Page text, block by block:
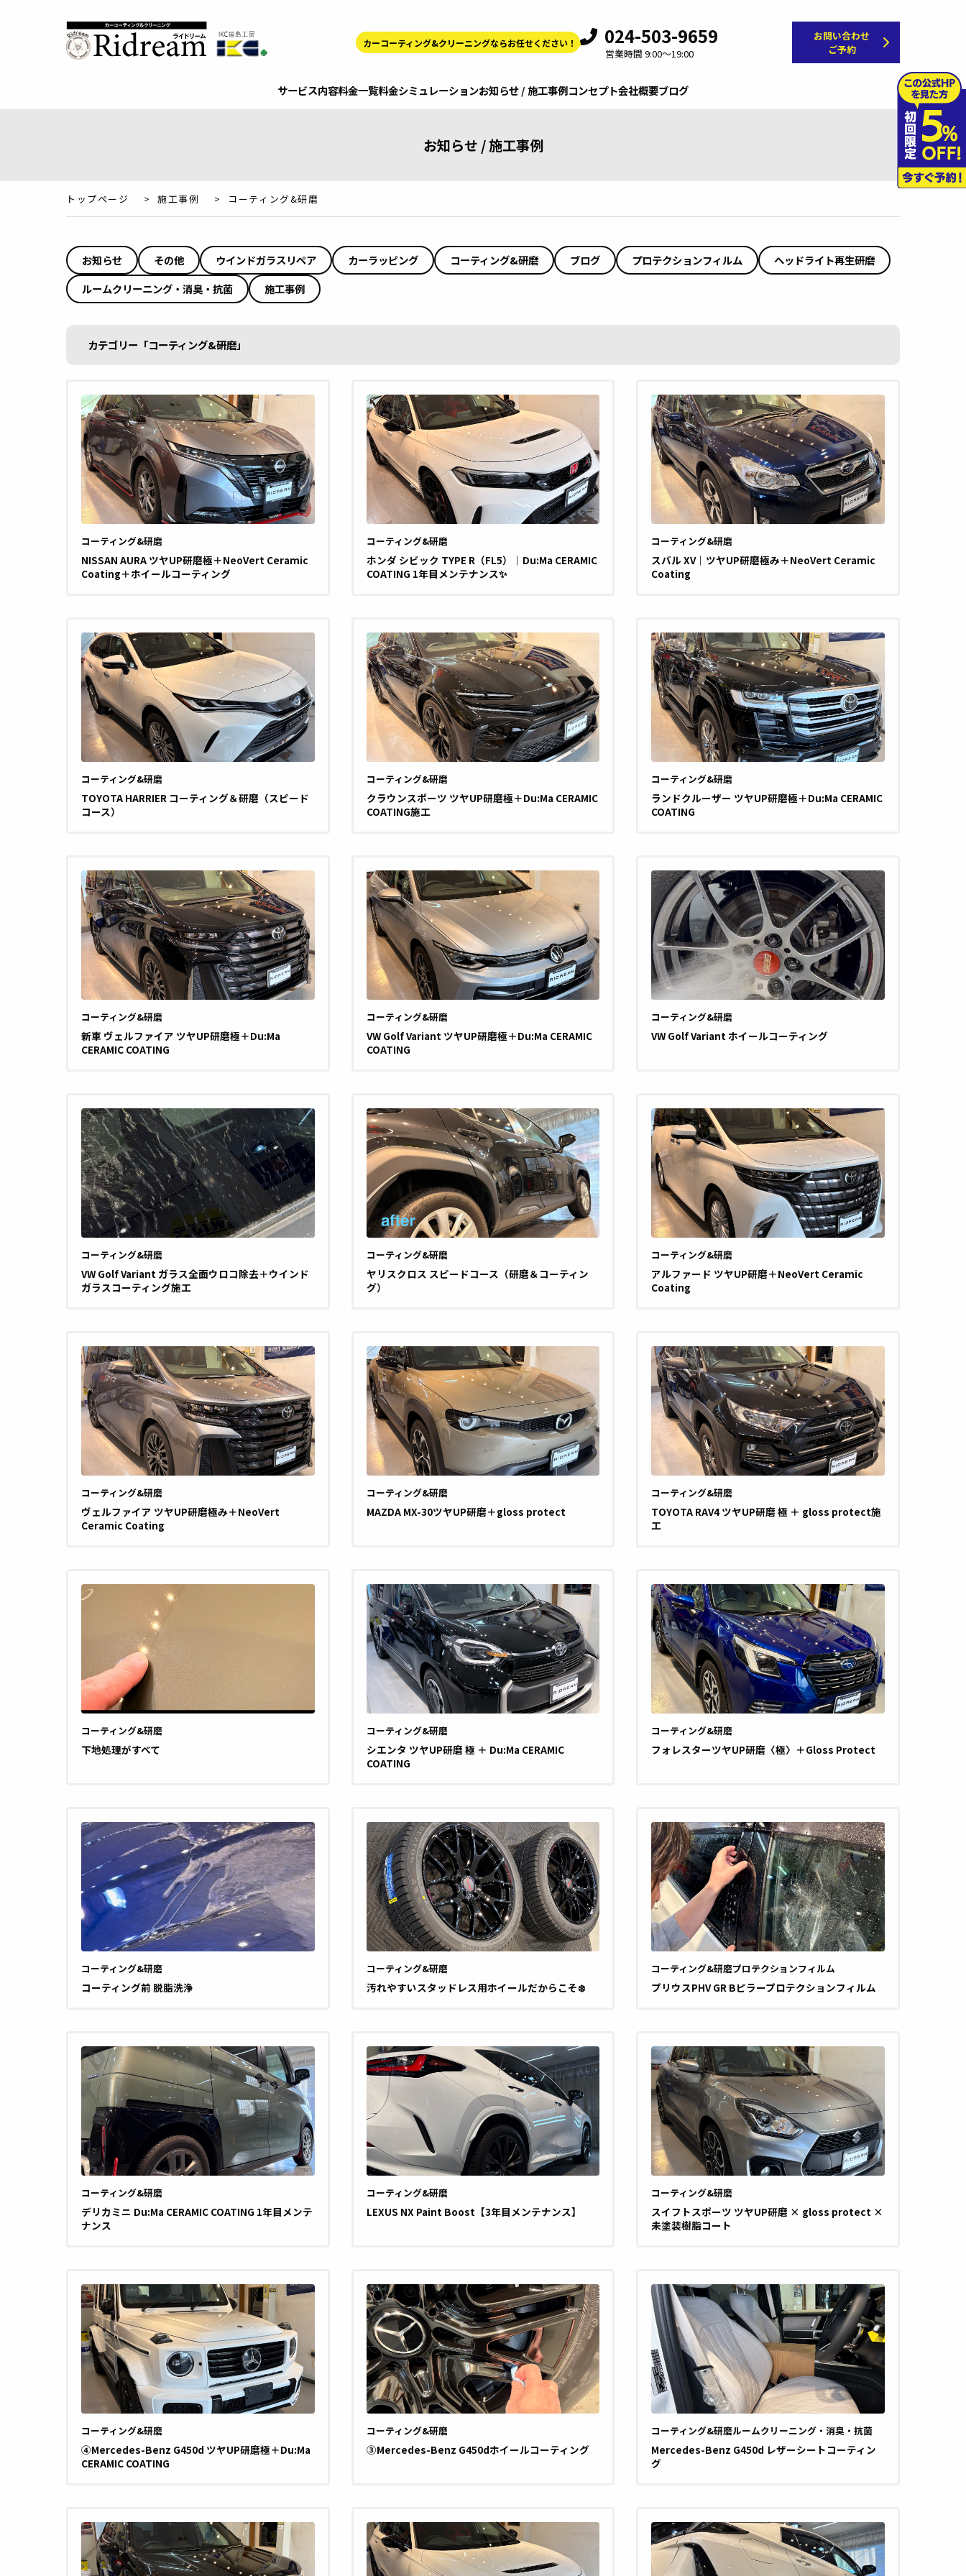
カーコーティング&クリーニングならお任せください！ 024-503-9659
営業時間 9:00～19:00
お問い合わせ
ご予約
サービス内容料金一覧料金シミュレーションお知らせ / 施工事例コンセプト会社概要ブログ
お知らせ / 施工事例
トップページ > 施工事例 > コーティング&研磨
お知らせ その他 ウインドガラスリペア カーラッピング コーティング&研磨 ブログ プロテクションフィルム
ヘッドライト再生研磨
ルームクリーニング・消臭・抗菌
施工事例
カテゴリー「コーティング&研磨」
コーティング&研磨
NISSAN AURA ツヤUP研磨極＋NeoVert Ceramic
Coating＋ホイールコーティング
コーティング&研磨
ホンダ シビック TYPE R（FL5）｜Du:Ma CERAMIC
COATING 1年目メンテナンス✨
コーティング&研磨
スバル XV｜ツヤUP研磨極み＋NeoVert Ceramic
Coating
コーティング&研磨
TOYOTA HARRIER コーティング＆研磨（スピード
コース）
コーティング&研磨
クラウンスポーツ ツヤUP研磨極＋Du:Ma CERAMIC
COATING施工
コーティング&研磨
ランドクルーザー ツヤUP研磨極＋Du:Ma CERAMIC
COATING
コーティング&研磨
新車 ヴェルファイア ツヤUP研磨極＋Du:Ma
CERAMIC COATING
コーティング&研磨
VW Golf Variant ツヤUP研磨極＋Du:Ma CERAMIC
COATING
コーティング&研磨
VW Golf Variant ホイールコーティング
コーティング&研磨
VW Golf Variant ガラス全面ウロコ除去＋ウインド
ガラスコーティング施工
コーティング&研磨
ヤリスクロス スピードコース（研磨＆コーティン
グ）
コーティング&研磨
アルファード ツヤUP研磨＋NeoVert Ceramic
Coating
コーティング&研磨
ヴェルファイア ツヤUP研磨極み＋NeoVert
Ceramic Coating
コーティング&研磨
MAZDA MX-30ツヤUP研磨＋gloss protect
コーティング&研磨
TOYOTA RAV4 ツヤUP研磨 極 ＋ gloss protect施
工
コーティング&研磨
下地処理がすべて
コーティング&研磨
シエンタ ツヤUP研磨 極 ＋ Du:Ma CERAMIC
COATING
コーティング&研磨
フォレスターツヤUP研磨〈極〉＋Gloss Protect
コーティング&研磨
コーティング前 脱脂洗浄
コーティング&研磨
汚れやすいスタッドレス用ホイールだからこそ❄️
コーティング&研磨プロテクションフィルム
プリウスPHV GR Bピラープロテクションフィルム
コーティング&研磨
デリカミニ Du:Ma CERAMIC COATING 1年目メンテ
ナンス
コーティング&研磨
LEXUS NX Paint Boost【3年目メンテナンス】
コーティング&研磨
スイフトスポーツ ツヤUP研磨 × gloss protect ×
未塗装樹脂コート
コーティング&研磨
④Mercedes-Benz G450d ツヤUP研磨極＋Du:Ma
CERAMIC COATING
コーティング&研磨
③Mercedes-Benz G450dホイールコーティング
コーティング&研磨ルームクリーニング・消臭・抗菌
Mercedes-Benz G450d レザーシートコーティン
グ